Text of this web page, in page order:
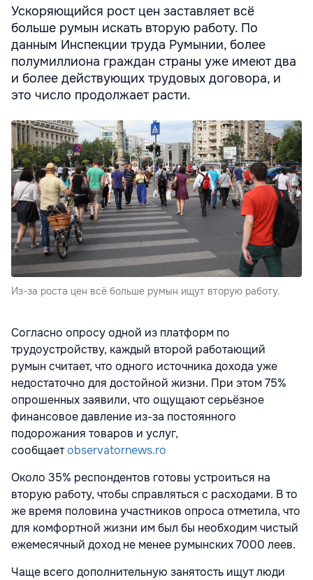
Ускоряющийся рост цен заставляет всё
больше румын искать вторую работу. По
данным Инспекции труда Румынии, более
полумиллиона граждан страны уже имеют два
и более действующих трудовых договора, и
это число продолжает расти.
Из-за роста цен всё больше румын ищут вторую работу.
Согласно опросу одной из платформ по
трудоустройству, каждый второй работающий
румын считает, что одного источника дохода уже
недостаточно для достойной жизни. При этом 75%
опрошенных заявили, что ощущают серьёзное
финансовое давление из-за постоянного
подорожания товаров и услуг,
сообщаетobservatornews.ro
Около 35% респондентов готовы устроиться на
вторую работу, чтобы справляться с расходами. В то
же время половина участников опроса отметила, что
для комфортной жизни им был бы необходим чистый
ежемесячный доход не менее румынских 7000 леев.
Чаще всего дополнительную занятость ищут люди